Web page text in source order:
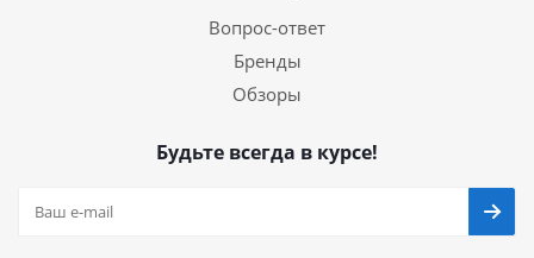
Вопрос-ответ
Бренды
Обзоры
Будьте всегда в курсе!